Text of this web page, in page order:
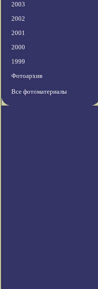
2003
2002
2001
2000
1999
Фотоархив
Все фотоматериалы